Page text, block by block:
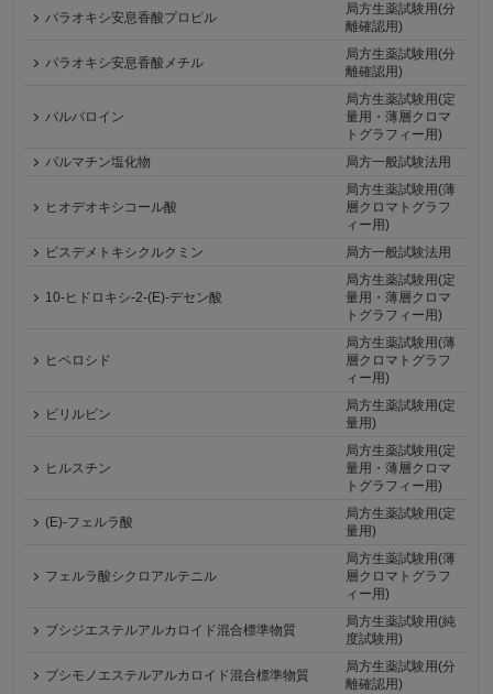
パラオキシ安息香酸プロピル
局方生薬試験用(分
離確認用)
パラオキシ安息香酸メチル
局方生薬試験用(分
離確認用)
バルバロイン
局方生薬試験用(定
量用・薄層クロマ
トグラフィー用)
パルマチン塩化物
局方一般試験法用
ヒオデオキシコール酸
局方生薬試験用(薄
層クロマトグラフ
ィー用)
ビスデメトキシクルクミン
局方一般試験法用
10-ヒドロキシ-2-(E)-デセン酸
局方生薬試験用(定
量用・薄層クロマ
トグラフィー用)
ヒペロシド
局方生薬試験用(薄
層クロマトグラフ
ィー用)
ビリルビン
局方生薬試験用(定
量用)
ヒルスチン
局方生薬試験用(定
量用・薄層クロマ
トグラフィー用)
(E)-フェルラ酸
局方生薬試験用(定
量用)
フェルラ酸シクロアルテニル
局方生薬試験用(薄
層クロマトグラフ
ィー用)
ブシジエステルアルカロイド混合標準物質
局方生薬試験用(純
度試験用)
ブシモノエステルアルカロイド混合標準物質
局方生薬試験用(分
離確認用)